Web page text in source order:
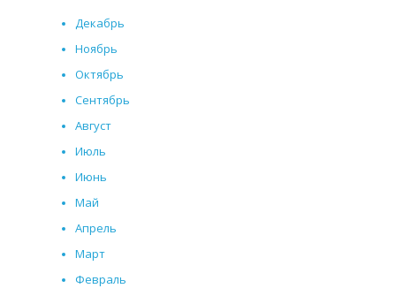
Декабрь
Ноябрь
Октябрь
Сентябрь
Август
Июль
Июнь
Май
Апрель
Март
Февраль